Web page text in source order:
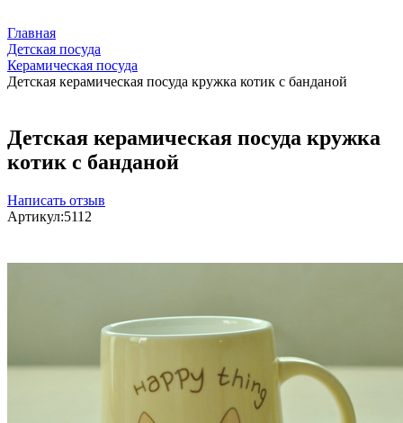
Главная
Детская посуда
Керамическая посуда
Детская керамическая посуда кружка котик с банданой
Детская керамическая посуда кружка
котик с банданой
Написать отзыв
Артикул:5112